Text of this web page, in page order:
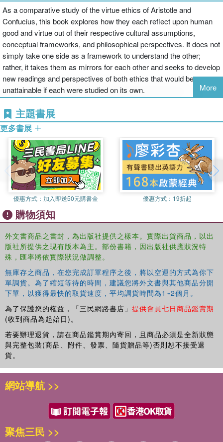
As a comparative study of the virtue ethics of Aristotle and
Confucius, this book explores how they each reflect upon human
good and virtue out of their respective cultural assumptions,
conceptual frameworks, and philosophical perspectives. It does not
simply take one side as a framework to understand the other;
rather, it takes them as mirrors for each other and seeks to develop
new readings and perspectives of both ethics that would be
unattainable if each were studied on its own.
More
主題書展
更多書展
優惠方式： 加入即送50元購書金 優惠方式： 19折起
購物須知
外文書商品之書封，為出版社提供之樣本。實際出貨商品，以出
版社所提供之現有版本為主。部份書籍，因出版社供應狀況特
殊，匯率將依實際狀況做調整。
無庫存之商品，在您完成訂單程序之後，將以空運的方式為你下
單調貨。為了縮短等待的時間，建議您將外文書與其他商品分開
下單，以獲得最快的取貨速度，平均調貨時間為1~2個月。
為了保護您的權益，「三民網路書店」 提供會員七日商品鑑賞期
(收到商品為起始日)。
若要辦理退貨，請在商品鑑賞期內寄回，且商品必須是全新狀態
與完整包裝(商品、附件、發票、隨貨贈品等)否則恕不接受退
貨。
網站導航 >>
聚焦三民 >>